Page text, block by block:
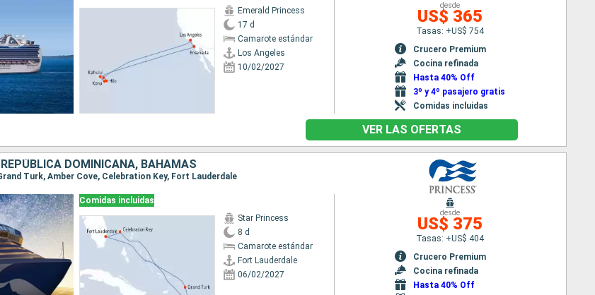
Emerald Princess
17 d
Camarote estándar
Los Angeles
10/02/2027
desde
US$ 365
Tasas: +US$ 754
Crucero Premium
Cocina refinada
Hasta 40% Off
3º y 4º pasajero gratis
Comidas incluidas
VER LAS OFERTAS
DOMINICANA, BAHAMAS
Turk, Amber Cove, Celebration Key, Fort Lauderdale
Comidas incluidas
Star Princess
8 d
Camarote estándar
Fort Lauderdale
06/02/2027
desde
US$ 375
Tasas: +US$ 404
Crucero Premium
Cocina refinada
Hasta 40% Off